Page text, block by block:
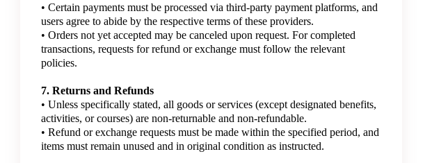
• Certain payments must be processed via third-party payment platforms, and
users agree to abide by the respective terms of these providers.
• Orders not yet accepted may be canceled upon request. For completed
transactions, requests for refund or exchange must follow the relevant
policies.
7. Returns and Refunds
• Unless specifically stated, all goods or services (except designated benefits,
activities, or courses) are non-returnable and non-refundable.
• Refund or exchange requests must be made within the specified period, and
items must remain unused and in original condition as instructed.